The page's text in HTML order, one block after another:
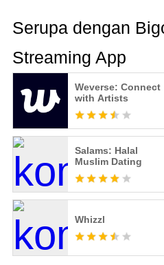
Serupa dengan
Streaming App
Weverse: Connect
with Artists
Salams: Halal
Muslim Dating
Whizzl